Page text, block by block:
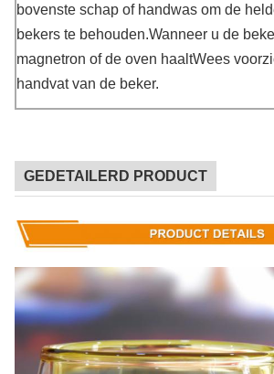
bovenste schap of handwas om de
bekers te behouden.Wanneer u de
magnetron of de oven haaltWees
handvat van de beker.
GEDETAILERD PRODUCT